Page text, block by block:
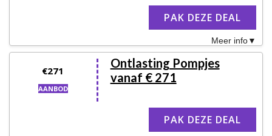
PAK DEZE DEAL
Meer info
€271
AANBOD
Ontlasting Pompjes
vanaf € 271
PAK DEZE DEAL